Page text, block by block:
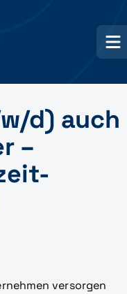
d) auch
–
versorgen